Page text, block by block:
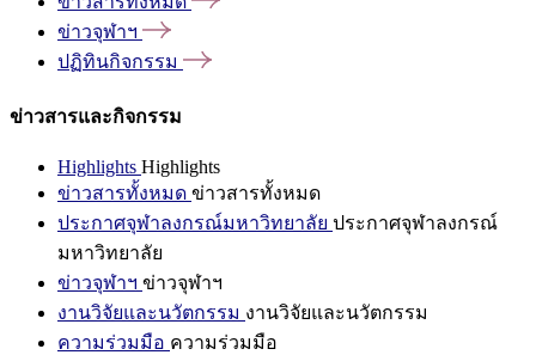
ข่าวจุฬาฯ
ปฏิทินกิจกรรม
ข่าวสารและกิจกรรม
Highlights Highlights
ข่าวสารทั้งหมด ข่าวสารทั้งหมด
ประกาศจุฬาลงกรณ์มหาวิทยาลัย ประกาศจุฬาลงกรณ์
มหาวิทยาลัย
ข่าวจุฬาฯ ข่าวจุฬาฯ
งานวิจัยและนวัตกรรม งานวิจัยและนวัตกรรม
ความร่วมมือ ความร่วมมือ